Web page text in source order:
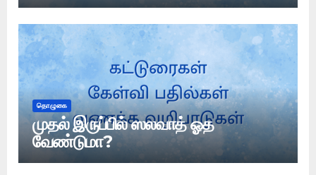
தொழுகை
முதல் இருப்பில் ஸலவாத் ஓத
வேண்டுமா?